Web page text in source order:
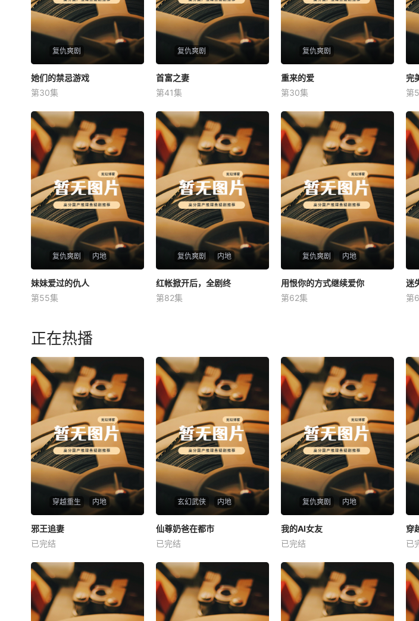
复仇爽剧
她们的禁忌游戏
未知
她们的禁忌游戏
第30集
复仇爽剧
首富之妻
未知
首富之妻
第41集
复仇爽剧
重来的爱
未知
重来的爱
第30集
完
第
复仇爽剧 内地
妹妹爱过的仇人
未知
妹妹爱过的仇人
第55集
复仇爽剧 内地
红帐掀开后，全剧终
未知
红帐掀开后，全剧终
第82集
复仇爽剧 内地
用恨你的方式继续爱你
未知
用恨你的方式继续爱你
第62集
迷
第
正在热播
穿越重生 内地
邪王追妻
未知
邪王追妻
已完结
玄幻武侠 内地
仙尊奶爸在都市
未知
仙尊奶爸在都市
已完结
复仇爽剧 内地
我的AI女友
未知
我的AI女友
已完结
穿
已